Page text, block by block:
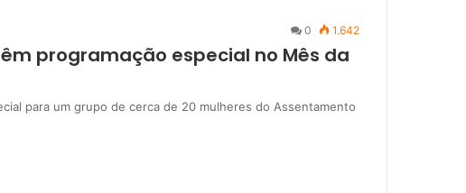
0 1.642
programação especial no Mês da
para um grupo de cerca de 20 mulheres do Assentamento